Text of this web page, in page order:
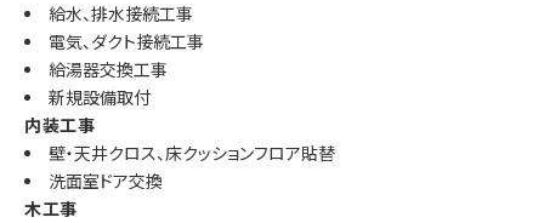
給水、排水接続工事
電気、ダクト接続工事
給湯器交換工事
新規設備取付
内装工事
壁・天井クロス、床クッションフロア貼替
洗面室ドア交換
木工事